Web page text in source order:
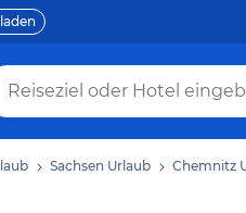
Sachsen Urlaub Chemnitz